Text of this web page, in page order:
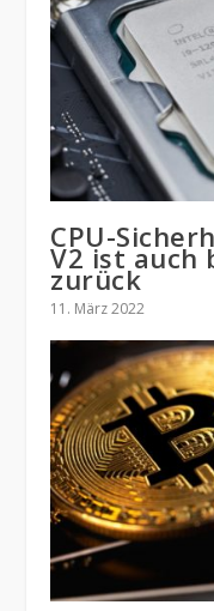
CPU-
V2 ist auch
zurück
11. März 2022